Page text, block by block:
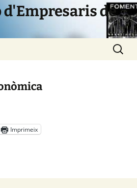
d'Empresaris de
Cerca:
Imprimeix